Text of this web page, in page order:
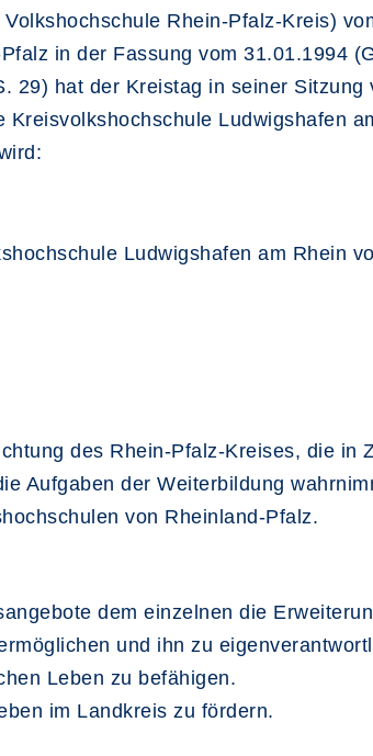
Rhein-Pfalz-Kreis)
in der Fassung vom 31.01.1994
29) hat der Kreistag in seiner Sitzung
Ludwigshafen
Ludwigshafen am Rhein
des Rhein-Pfalz-Kreises, die in
Aufgaben der Weiterbildung
von Rheinland-Pfalz.
dem einzelnen die
und ihn zu
Leben zu befähigen.
im Landkreis zu fördern.